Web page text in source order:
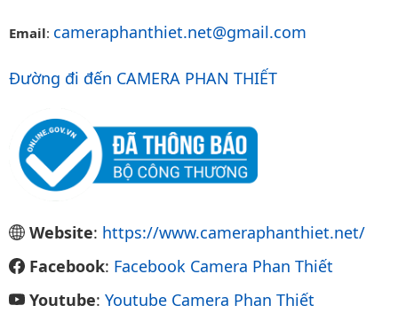
Email: cameraphanthiet.net@gmail.com
Đường đi đến CAMERA PHAN THIẾT
Website: https://www.cameraphanthiet.net/
Facebook: Facebook Camera Phan Thiết
Youtube: Youtube Camera Phan Thiết